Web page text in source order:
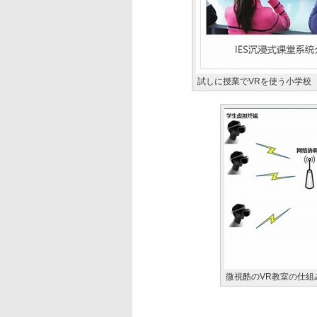
試しに授業でVRを使う小学校
微視酷のVR教室の仕組